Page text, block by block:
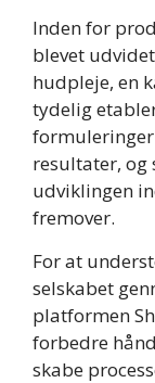
Inden for
blevet
hudpleje, en
tydelig
resultater,
udviklingen
fremover.
For at
selskabet
platformen
forbedre
skabe